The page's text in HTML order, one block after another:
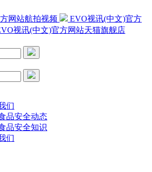
网站航拍视频
EVO视讯(中文)官方
视讯(中文)官方网站天猫旗舰店
们
品安全动态
品安全知识
们